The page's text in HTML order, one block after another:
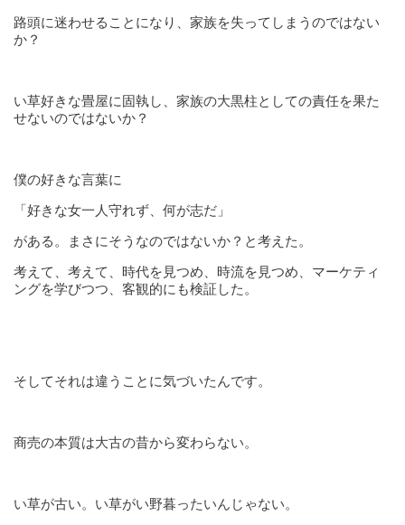
路頭に迷わせることになり、家族を失ってしまうのではない
か？
い草好きな畳屋に固執し、家族の大黒柱としての責任を果た
せないのではないか？
僕の好きな言葉に
「好きな女一人守れず、何が志だ」
がある。まさにそうなのではないか？と考えた。
考えて、考えて、時代を見つめ、時流を見つめ、マーケティ
ングを学びつつ、客観的にも検証した。
そしてそれは違うことに気づいたんです。
商売の本質は大古の昔から変わらない。
い草が古い。い草がい野暮ったいんじゃない。